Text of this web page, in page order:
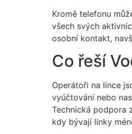
Kromě telefonu
všech svých
osobní kontakt,
Co řeší
Operátoři na lince
vyúčtování nebo
Technická podpora
kdy bývají linky